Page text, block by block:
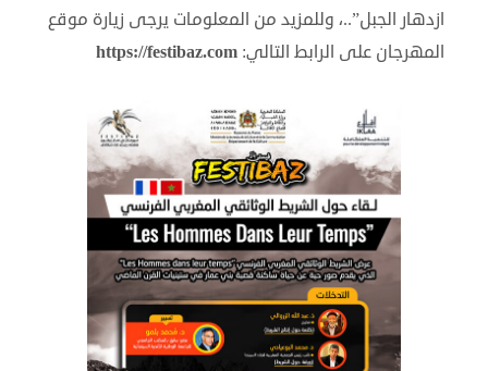
ازدهار الجبل”..، وللمزيد من المعلومات يرجى زيارة موقع
المهرجان على الرابط التالي: https://festibaz.com